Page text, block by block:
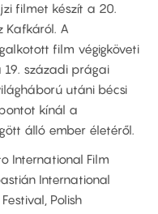
filmet készít a 20.
Kafkáról. A
film végigköveti
századi prágai
utáni bécsi
kínál a
álló ember életéről.
International Film
International
Polish